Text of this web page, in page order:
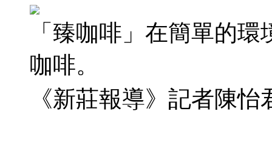
「臻咖啡」在簡單的
咖啡。
《新莊報導》記者陳怡